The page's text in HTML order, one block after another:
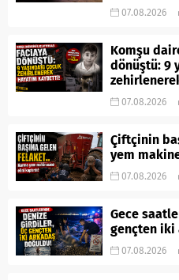
07.08.2026
Komşu
dönüştü: 9
07.08.2026
Çiftçinin
yem
07.08.2026
Gece
gençten iki
07.08.2026